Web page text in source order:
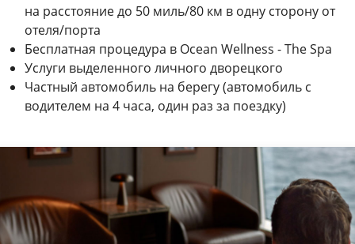
на расстояние до 50 миль/80 км в одну сторону от
отеля/порта
Бесплатная процедура в Ocean Wellness - The Spa
Услуги выделенного личного дворецкого
Частный автомобиль на берегу (автомобиль с
водителем на 4 часа, один раз за поездку)